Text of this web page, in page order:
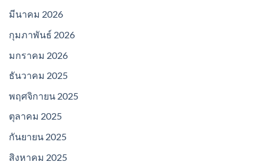
มีนาคม 2026
กุมภาพันธ์ 2026
มกราคม 2026
ธันวาคม 2025
พฤศจิกายน 2025
ตุลาคม 2025
กันยายน 2025
สิงหาคม 2025